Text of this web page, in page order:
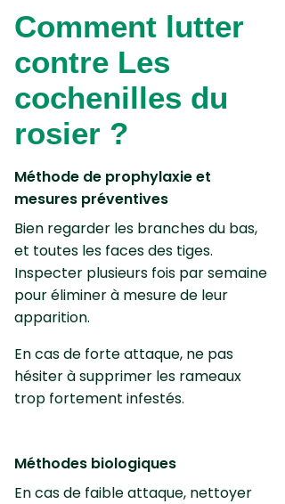
Comment lutter
contre Les
cochenilles du
rosier ?
Méthode de prophylaxie et
mesures préventives
Bien regarder les branches du bas,
et toutes les faces des tiges.
Inspecter plusieurs fois par semaine
pour éliminer à mesure de leur
apparition.
En cas de forte attaque, ne pas
hésiter à supprimer les rameaux
trop fortement infestés.
Méthodes biologiques
En cas de faible attaque, nettoyer